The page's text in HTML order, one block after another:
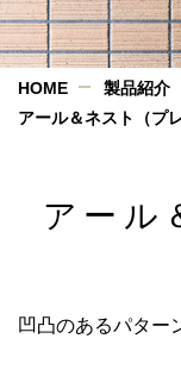
HOME 製品紹介
アール＆ネスト（プ
アール
凹凸のあるパター